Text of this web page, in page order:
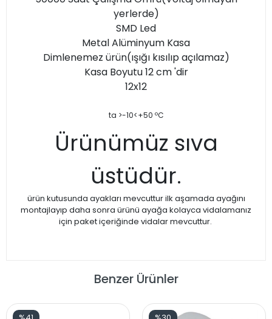
yerlerde)
SMD Led
Metal Alüminyum Kasa
Dimlenemez ürün(ışığı kısılıp açılamaz)
Kasa Boyutu 12 cm 'dir
12x12
ta >-10<+50 ºC
Ürünümüz sıva
üstüdür.
ürün kutusunda ayakları mevcuttur ilk aşamada ayağını
montajlayıp daha sonra ürünü ayağa kolayca vidalamanız
için paket içeriğinde vidalar mevcuttur.
Benzer Ürünler